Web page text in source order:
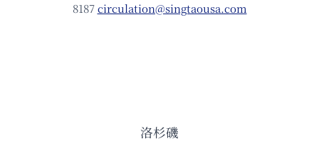
8187circulation@singtaousa.com
洛杉磯